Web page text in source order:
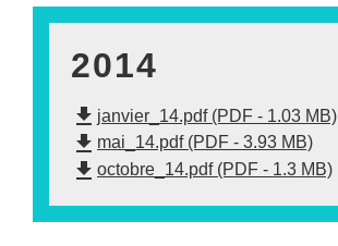
2014
file_download janvier_14.pdf (PDF - 1.03 MB)
file_download mai_14.pdf (PDF - 3.93 MB)
file_download octobre_14.pdf (PDF - 1.3 MB)